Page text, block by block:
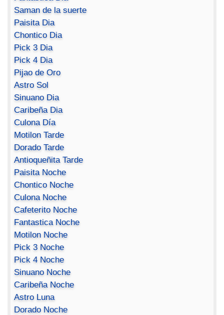
Saman de la suerte
Paisita Dia
Chontico Dia
Pick 3 Dia
Pick 4 Dia
Pijao de Oro
Astro Sol
Sinuano Dia
Caribeña Dia
Culona Día
Motilon Tarde
Dorado Tarde
Antioqueñita Tarde
Paisita Noche
Chontico Noche
Culona Noche
Cafeterito Noche
Fantastica Noche
Motilon Noche
Pick 3 Noche
Pick 4 Noche
Sinuano Noche
Caribeña Noche
Astro Luna
Dorado Noche